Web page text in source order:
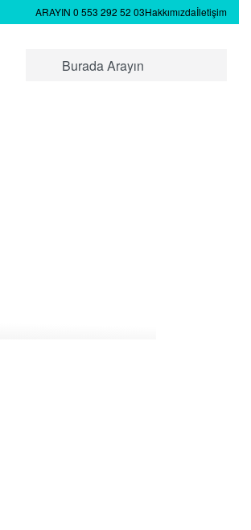
ARAYIN 0 553 292 52 03Hakkımızdaİletişim